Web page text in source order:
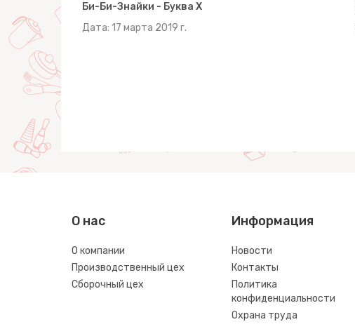
Би-Би-Знайки - Буква Х
Дата: 17 марта 2019 г.
О нас
О компании
Производственный цех
Сборочный цех
Информация
Новости
Контакты
Политика
конфиденциальности
Охрана труда